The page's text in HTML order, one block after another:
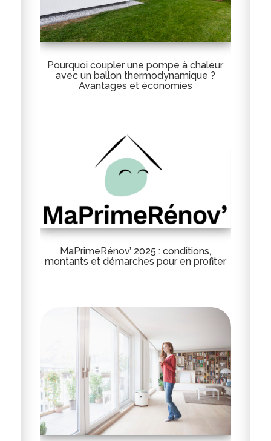
Pourquoi coupler une pompe à chaleur
avec un ballon thermodynamique ?
Avantages et économies
MaPrimeRénov’ 2025 : conditions,
montants et démarches pour en profiter